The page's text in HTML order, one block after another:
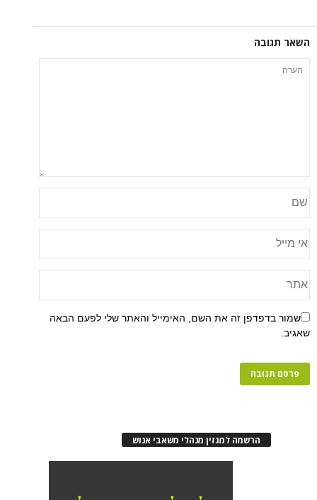
זה את השם, האימייל והאתר שלי לפעם הבאה
הרשמה למגזין מנהלי משאבי אנוש